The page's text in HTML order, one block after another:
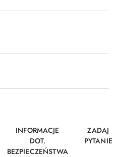
INFORMACJE
DOT.
BEZPIECZEŃSTWA
ZADAJ
PYTANIE